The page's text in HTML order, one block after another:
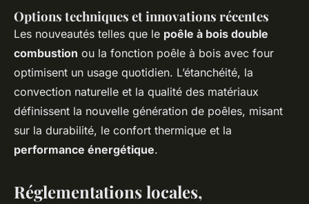
Options techniques et innovations récentes
Les nouveautés telles que le poêle à bois double
combustion ou la fonction poêle à bois avec four
optimisent un usage quotidien. L’étanchéité, la
convection naturelle et la qualité des matériaux
définissent la nouvelle génération de poêles, misant
sur la durabilité, le confort thermique et la
performance énergétique.
Réglementations locales,